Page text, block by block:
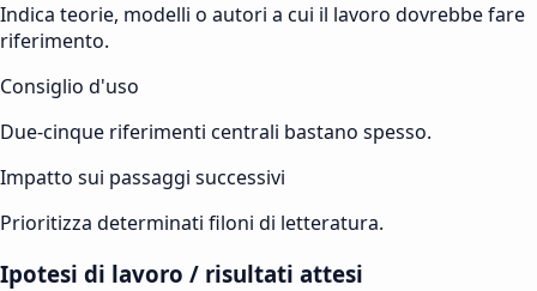
Indica teorie, modelli o autori a cui il lavoro dovrebbe fare
riferimento.
Consiglio d'uso
Due-cinque riferimenti centrali bastano spesso.
Impatto sui passaggi successivi
Prioritizza determinati filoni di letteratura.
Ipotesi di lavoro / risultati attesi